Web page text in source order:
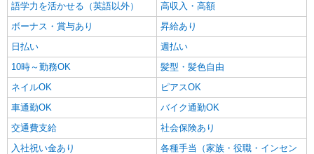
語学力を活かせる（英語以外）
高収入・高額
ボーナス・賞与あり
昇給あり
日払い
週払い
10時～勤務OK
髪型・髪色自由
ネイルOK
ピアスOK
車通勤OK
バイク通勤OK
交通費支給
社会保険あり
入社祝い金あり
各種手当（家族・役職・インセン